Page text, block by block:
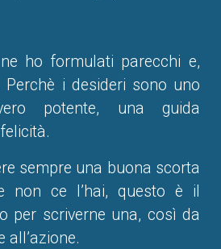
ho formulati parecchi e,
i desideri sono uno
potente, una guida
sempre una buona scorta
non ce l’hai, questo è il
per scriverne una, così da
all’azione.